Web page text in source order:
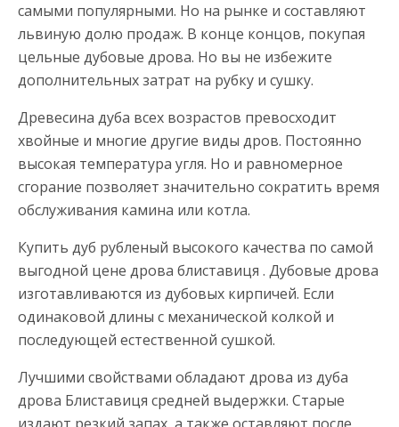
самыми популярными. Но на рынке и составляют
львиную долю продаж. В конце концов, покупая
цельные дубовые дрова. Но вы не избежите
дополнительных затрат на рубку и сушку.
Древесина дуба всех возрастов превосходит
хвойные и многие другие виды дров. Постоянно
высокая температура угля. Но и равномерное
сгорание позволяет значительно сократить время
обслуживания камина или котла.
Купить дуб рубленый высокого качества по самой
выгодной цене дрова блиставиця . Дубовые дрова
изготавливаются из дубовых кирпичей. Если
одинаковой длины с механической колкой и
последующей естественной сушкой.
Лучшими свойствами обладают дрова из дуба
дрова Блиставиця средней выдержки. Старые